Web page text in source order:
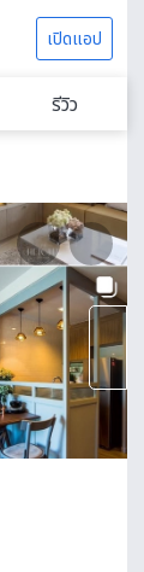
เปิดแอป
รีวิว